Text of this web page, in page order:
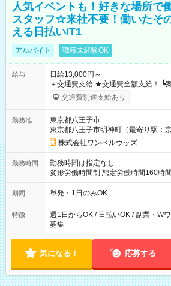
人気イベントも！好きな場所で
スタッフ☆来社不要！働いたそ
える日払い/T1
アルバイト 職種未経験OK
給与
日給13,000円～
＋交通費支給 ★交通費全額支給！ ┗案件により規定あり ★日払
いOK！（規定あり） ┗働いたその日
ンビニATMから 日払い分を引き落とせます！ 【
交通費別途支給あり
勤務地
東京都八王子市
東京都八王子市明神町（最寄り駅：
株式会社ワンベルウッズ
勤務時間
勤務時間は指定なし
変形労働時間制 想定労働時間160時間/月 【シフト例】 ・
～21：00
期間 単発・1日のみOK
特徴
週1日からOK / 日払いOK / 副業・W
募集
気になる！ 応募する